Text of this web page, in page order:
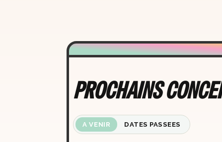
PROCHAINS
A VENIR DATES PASSEES